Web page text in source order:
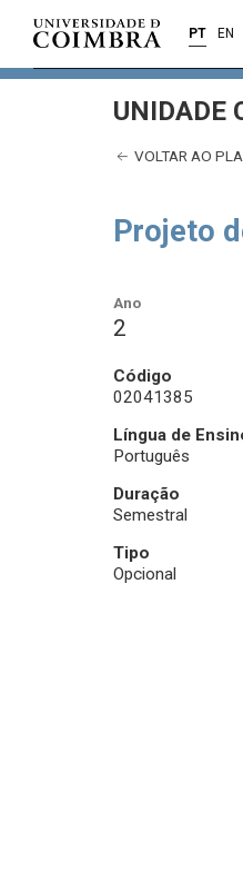
PT EN
UNIDADE
VOLTAR AO
Projeto
Ano
2
Código
02041385
Língua de
Português
Duração
Semestral
Tipo
Opcional